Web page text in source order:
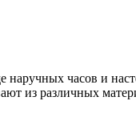
часов и
из различных